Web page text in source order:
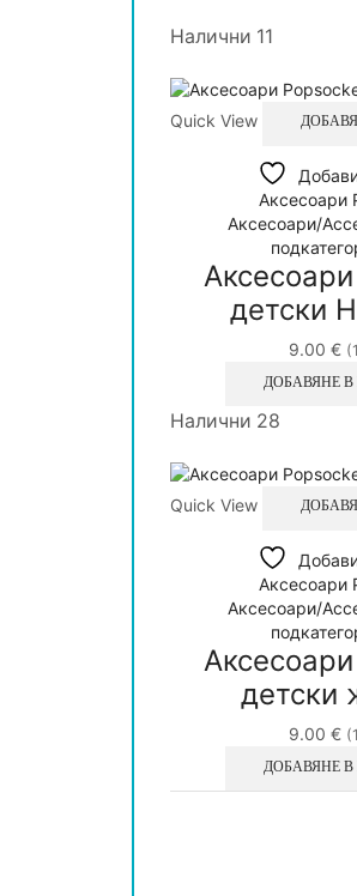
Налични 11
Quick View
Аксесоари
Аксесоари/
детски
9.00 €
ДОБАВЯНЕ
Налични 28
Quick View
Аксесоари
Аксесоари/
детски
9.00 €
ДОБАВЯНЕ